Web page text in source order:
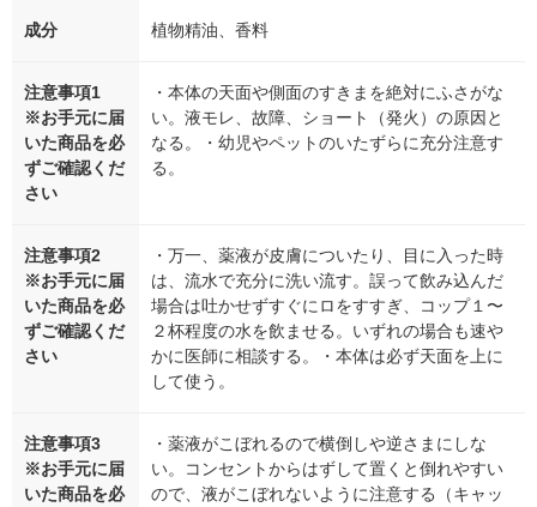
成分 植物精油、香料
注意事項1
※お手元に届
いた商品を必
ずご確認くだ
さい
・本体の天面や側面のすきまを絶対にふさがな
い。液モレ、故障、ショート（発火）の原因と
なる。・幼児やペットのいたずらに充分注意す
る。
注意事項2
※お手元に届
いた商品を必
ずご確認くだ
さい
・万一、薬液が皮膚についたり、目に入った時
は、流水で充分に洗い流す。誤って飲み込んだ
場合は吐かせずすぐにロをすすぎ、コップ１〜
２杯程度の水を飲ませる。いずれの場合も速や
かに医師に相談する。・本体は必ず天面を上に
して使う。
注意事項3
※お手元に届
いた商品を必
・薬液がこぼれるので横倒しや逆さまにしな
い。コンセントからはずして置くと倒れやすい
ので、液がこぼれないように注意する（キャッ